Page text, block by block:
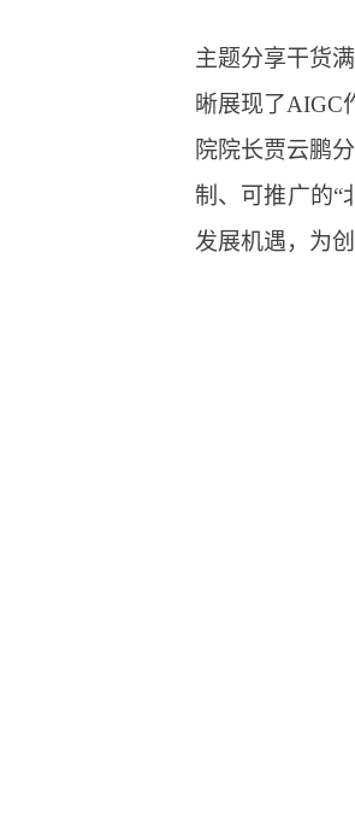
主题分享干货
晰展现了AIGC
院院长贾云鹏
制、可推广的“
发展机遇，为